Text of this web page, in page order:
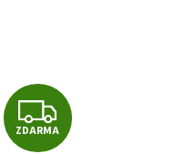
Z
ZDARMA